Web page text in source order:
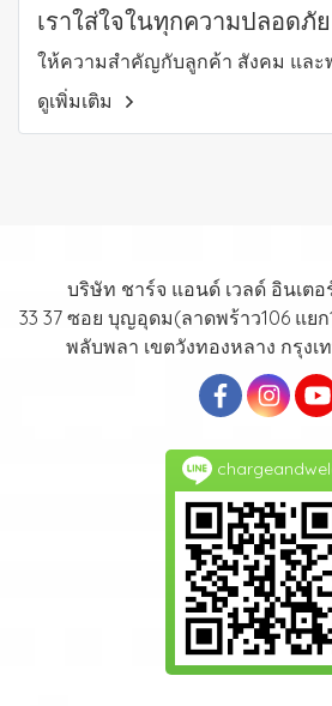
เราใส่ใจในทุกความปลอดภัย
ให้ความสำคัญกับลูกค้า สังคม และ
ดูเพิ่มเติม
บริษัท ชาร์จ แอนด์ เวลด์ อินเต
33 37 ซอย บุญอุดม(ลาดพร้าว106 แย
พลับพลา เขตวังทองหลาง กรุงเ